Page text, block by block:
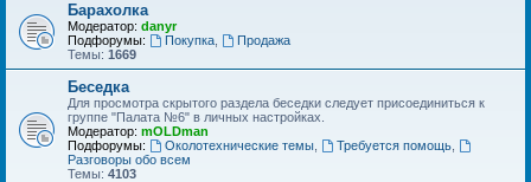
Барахолка
Модератор: danyr
Подфорумы:
Покупка,
Продажа
Темы: 1669
Беседка
Для просмотра скрытого раздела беседки следует присоединиться к
группе "Палата №6" в личных настройках.
Модератор: mOLDman
Подфорумы:
Околотехнические темы, Требуется помощь,
Разговоры обо всем
Темы: 4103